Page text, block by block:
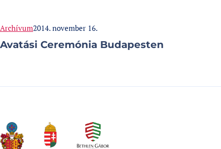
Categories:
ArchívumPublished at
2014. november 16.
Avatási Ceremónia Budapesten